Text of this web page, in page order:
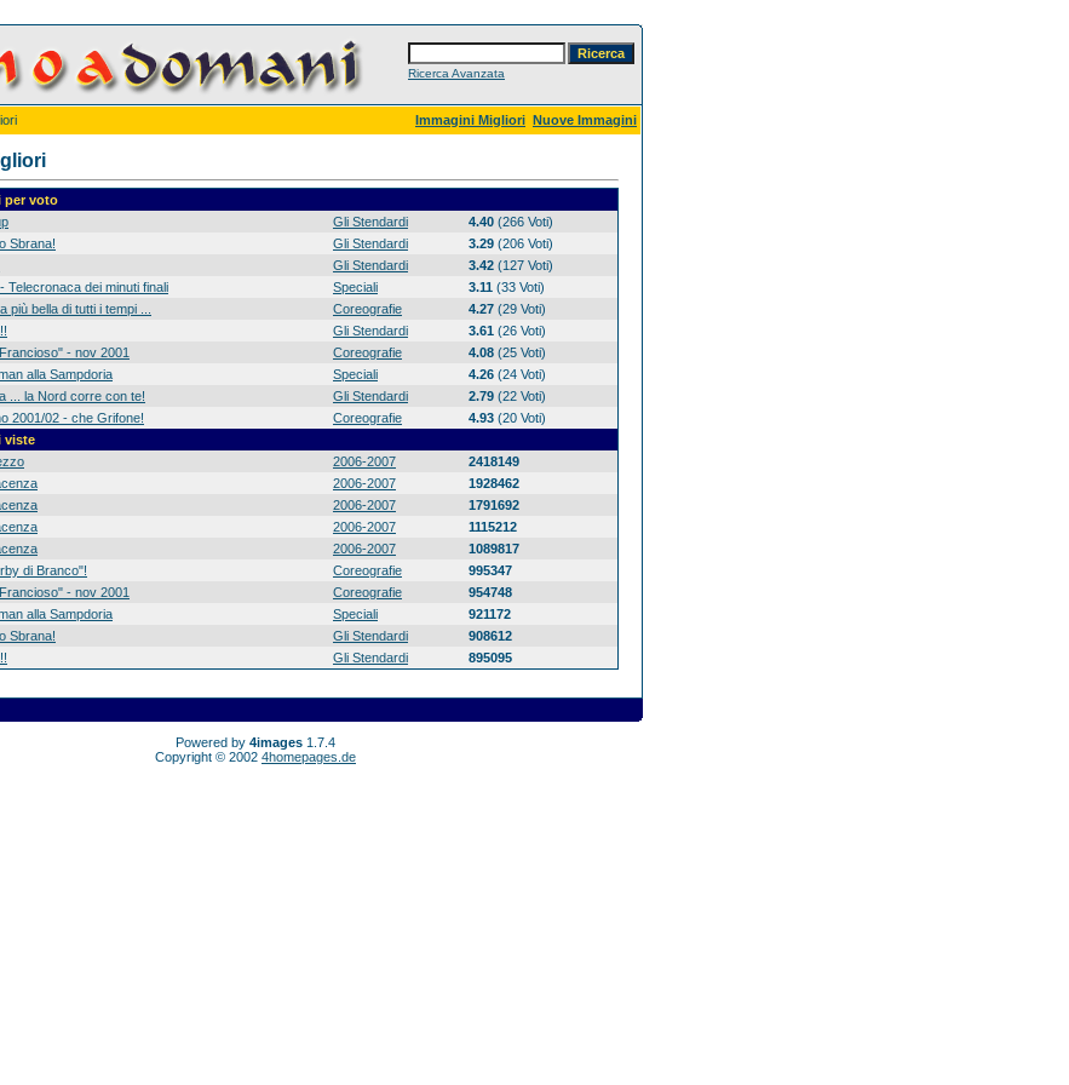
Ricerca Avanzata
Immagini Migliori Nuove Immagini
per voto
Gli Stendardi 4.40 (266 Voti)
Sbrana! Gli Stendardi 3.29 (206 Voti)
Gli Stendardi 3.42 (127 Voti)
Telecronaca dei minuti finali Speciali 3.11 (33 Voti)
più bella di tutti i tempi ... Coreografie 4.27 (29 Voti)
Gli Stendardi 3.61 (26 Voti)
- nov 2001 Coreografie 4.08 (25 Voti)
alla Sampdoria Speciali 4.26 (24 Voti)
... la Nord corre con te! Gli Stendardi 2.79 (22 Voti)
2001/02 - che Grifone! Coreografie 4.93 (20 Voti)
viste
2006-2007
2418149
2006-2007
1928462
2006-2007
1791692
2006-2007
1115212
2006-2007
1089817
di Branco"! Coreografie
995347
- nov 2001 Coreografie
954748
alla Sampdoria Speciali
921172
Sbrana! Gli Stendardi
908612
Gli Stendardi 895095
Powered by 4images 1.7.4
Copyright © 2002 4homepages.de